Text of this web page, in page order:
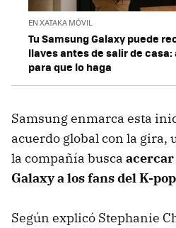
EN XATAKA MÓVIL
Tu Samsung Galaxy puede
llaves antes de salir de
para que lo haga
Samsung enmarca esta
acuerdo global con la gira,
la compañía busca acercar
Galaxy a los fans del K-pop
Según explicó Stephanie